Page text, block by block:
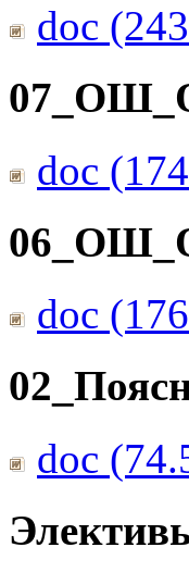
doc
doc
doc
doc